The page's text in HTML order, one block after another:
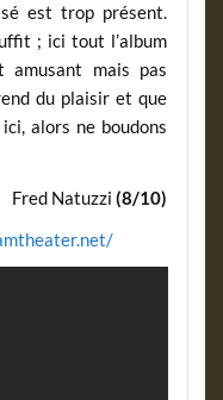
est trop présent.
; ici tout l’album
amusant mais pas
du plaisir et que
alors ne boudons
Fred Natuzzi(8/10)